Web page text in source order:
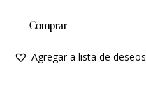
Comprar
Agregar a lista de deseos